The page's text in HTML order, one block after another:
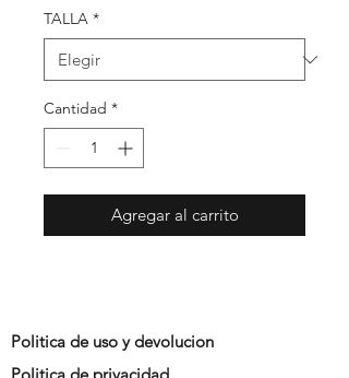
TALLA *
Cantidad *
Agregar al carrito
Politica de uso y devolucion